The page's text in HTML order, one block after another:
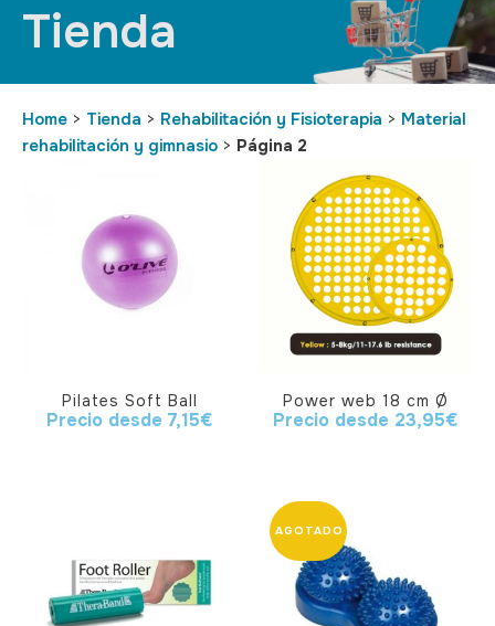
Tienda
Home > Tienda > Rehabilitación y Fisioterapia > Material
rehabilitación y gimnasio > Página 2
Pilates Soft Ball
Precio desde 7,15€
Power web 18 cm Ø
Precio desde 23,95€